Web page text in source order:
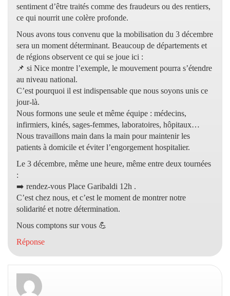
sentiment d’être traités comme des fraudeurs ou des rentiers,
ce qui nourrit une colère profonde.
Nous avons tous convenu que la mobilisation du 3 décembre
sera un moment déterminant. Beaucoup de départements et
de régions observent ce qui se joue ici :
📌 si Nice montre l’exemple, le mouvement pourra s’étendre
au niveau national.
C’est pourquoi il est indispensable que nous soyons unis ce
jour-là.
Nous formons une seule et même équipe : médecins,
infirmiers, kinés, sages-femmes, laboratoires, hôpitaux…
Nous travaillons main dans la main pour maintenir les
patients à domicile et éviter l’engorgement hospitalier.
Le 3 décembre, même une heure, même entre deux tournées
:
➡️ rendez-vous Place Garibaldi 12h .
C’est chez nous, et c’est le moment de montrer notre
solidarité et notre détermination.
Nous comptons sur vous 💪
Réponse